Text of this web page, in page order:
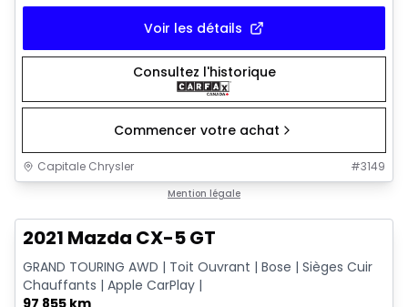
Voir les détails
Consultez l'historique
Commencer votre achat
Capitale Chrysler #3149
Mention légale
2021 Mazda CX-5 GT
GRAND TOURING AWD | Toit Ouvrant | Bose | Sièges Cuir
Chauffants | Apple CarPlay |
97 855 km